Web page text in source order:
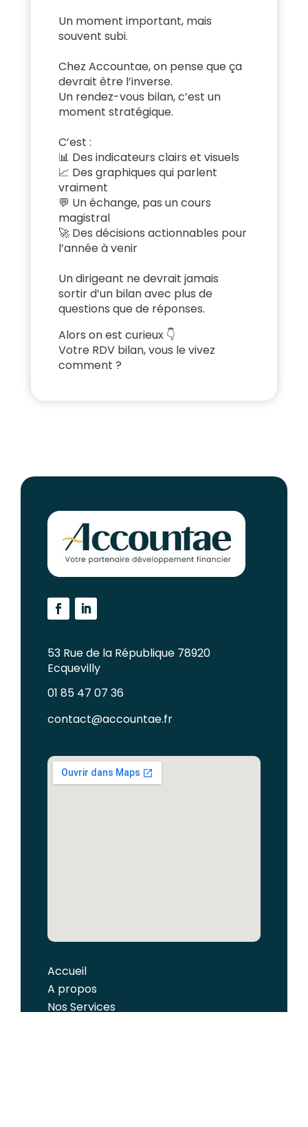
Un moment important, mais
souvent subi.
Chez Accountae, on pense que ça
devrait être l’inverse.
Un rendez-vous bilan, c’est un
moment stratégique.
C’est :
📊 Des indicateurs clairs et visuels
📈 Des graphiques qui parlent
vraiment
💬 Un échange, pas un cours
magistral
🚀 Des décisions actionnables pour
l’année à venir
Un dirigeant ne devrait jamais
sortir d’un bilan avec plus de
questions que de réponses.
Alors on est curieux 👇
Votre RDV bilan, vous le vivez
comment ?
53 Rue de la République 78920
Ecquevilly
01 85 47 07 36
contact@accountae.fr
Accueil
A propos
Nos Services